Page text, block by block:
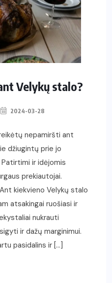
Velykų stalo?
2024-03-28
nepamiršti ant
džiugintų prie jo
ir idėjomis
prekiautojai.
kiekvieno Velykų stalo
atsakingai ruošiasi ir
nukrauti
ir dažų marginimui.
pasidalins ir […]